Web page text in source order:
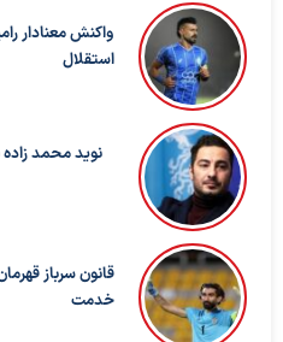
واکنش معنادار
استقلال
نوید محمد
قانون سرباز
خدمت